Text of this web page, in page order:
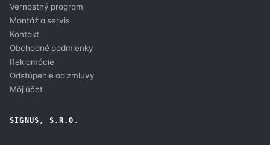
Vernostný program
Montáž a servis
Kontakt
Obchodné podmienky
Reklamácie
Odstúpenie od zmluvy
Môj účet
SIGNUS, S.R.O.